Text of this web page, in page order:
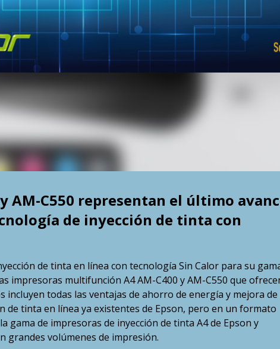
Skip to main content
AM-C550 representan el último
de inyección de tinta con
de tinta en línea con tecnología Sin Calor para su
impresoras multifunción A4 AM-C400 y AM-C550 que
incluyen todas las ventajas de ahorro de energía y mejora de
de tinta en línea ya existentes de Epson, pero en un formato
gama de impresoras de inyección de tinta A4 de Epson y
grandes volúmenes de impresión.